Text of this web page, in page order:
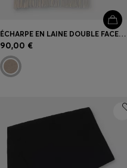
ÉCHARPE EN LAINE DOUBLE FACE AVEC ÉTIQUETTE LOGO
90,00 €